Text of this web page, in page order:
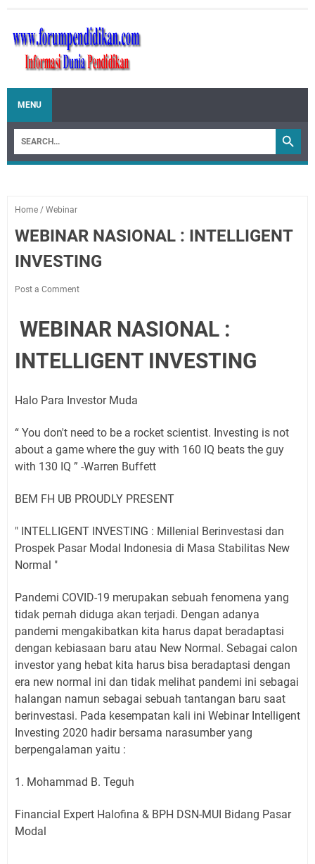
MENU
Home / Webinar
WEBINAR NASIONAL : INTELLIGENT
INVESTING
Post a Comment
WEBINAR NASIONAL :
INTELLIGENT INVESTING
Halo Para Investor Muda
“ You don't need to be a rocket scientist. Investing is not
about a game where the guy with 160 IQ beats the guy
with 130 IQ ” -Warren Buffett
BEM FH UB PROUDLY PRESENT
" INTELLIGENT INVESTING : Millenial Berinvestasi dan
Prospek Pasar Modal Indonesia di Masa Stabilitas New
Normal "
Pandemi COVID-19 merupakan sebuah fenomena yang
tidak pernah diduga akan terjadi. Dengan adanya
pandemi mengakibatkan kita harus dapat beradaptasi
dengan kebiasaan baru atau New Normal. Sebagai calon
investor yang hebat kita harus bisa beradaptasi dengan
era new normal ini dan tidak melihat pandemi ini sebagai
halangan namun sebagai sebuah tantangan baru saat
berinvestasi. Pada kesempatan kali ini Webinar Intelligent
Investing 2020 hadir bersama narasumber yang
berpengalaman yaitu :
1. Mohammad B. Teguh
Financial Expert Halofina & BPH DSN-MUI Bidang Pasar
Modal